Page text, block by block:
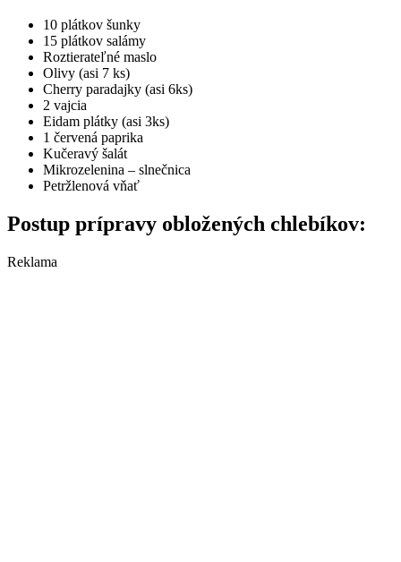
10 plátkov šunky
15 plátkov salámy
Roztierateľné maslo
Olivy (asi 7 ks)
Cherry paradajky (asi 6ks)
2 vajcia
Eidam plátky (asi 3ks)
1 červená paprika
Kučeravý šalát
Mikrozelenina – slnečnica
Petržlenová vňať
Postup prípravy obložených chlebíkov:
Reklama